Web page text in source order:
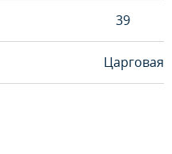
39
Царговая